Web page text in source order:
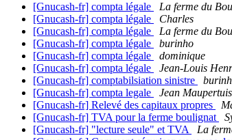
[Gnucash-fr] compta légale
La ferme du
[Gnucash-fr] compta légale
Charles
[Gnucash-fr] compta légale
La ferme du
[Gnucash-fr] compta légale
burinho
[Gnucash-fr] compta légale
dominique
[Gnucash-fr] compta légale
Jean-Louis
[Gnucash-fr] comptabilsiation sinistre
[Gnucash-fr] compta legale
Jean Maupertuis
[Gnucash-fr] Relevé des capitaux propres
[Gnucash-fr] TVA pour la ferme boulignat
[Gnucash-fr] "lecture seule" et TVA
La